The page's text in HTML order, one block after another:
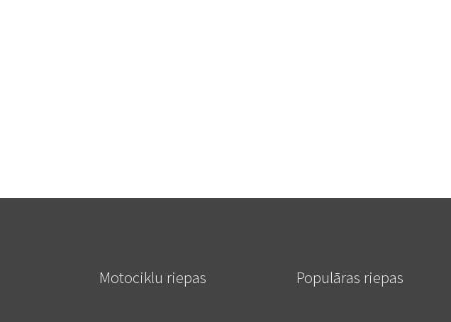
Motociklu riepas Populāras riepas